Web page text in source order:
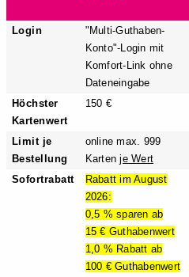
Login
"Multi-Guthaben-
Konto"-Login mit
Komfort-Link ohne
Dateneingabe
Höchster
Kartenwert
150 €
Limit je
Bestellung
online max. 999
Kartenje Wert
Sofortrabatt
Rabatt im August
2026:
0,5 % sparen ab
15 € Guthabenwert
1,0 % Rabatt ab
100 € Guthabenwert